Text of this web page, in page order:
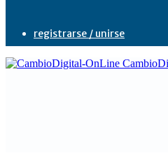
registrarse / unirse